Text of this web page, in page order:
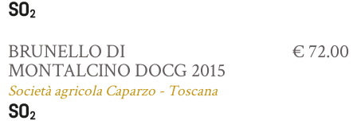
BRUNELLO DI
MONTALCINO DOCG 2015
Società agricola Caparzo - Toscana
€ 72.00